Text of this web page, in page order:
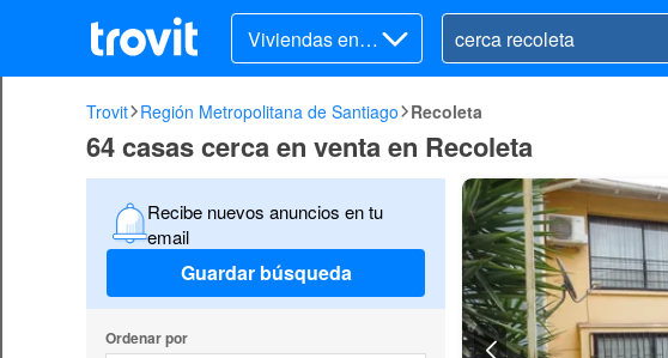
Viviendas en v
enta
Trovit Región Metropolitana de Santiago Recoleta
64 casas cerca en venta en Recoleta
Recibe nuevos anuncios en tu
email
Guardar búsqueda
Ordenar por